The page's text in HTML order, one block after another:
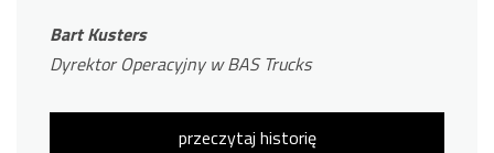
Bart Kusters
Dyrektor Operacyjny w BAS Trucks
przeczytaj historię